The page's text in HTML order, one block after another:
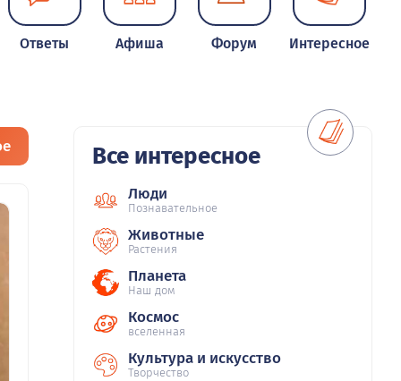
Ответы Афиша Форум Интересное
Все интересное
Люди
Познавательное
Животные
Растения
Планета
Наш дом
Космос
вселенная
Культура и искусство
Творчество